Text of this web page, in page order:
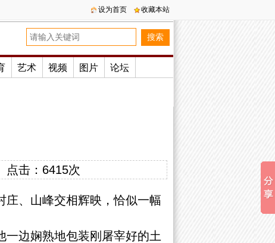
设为首页 收藏本站
艺术 视频 图片 论坛
点击： 6415次
、山峰交相辉映，恰似一幅
边娴熟地包装刚屠宰好的土